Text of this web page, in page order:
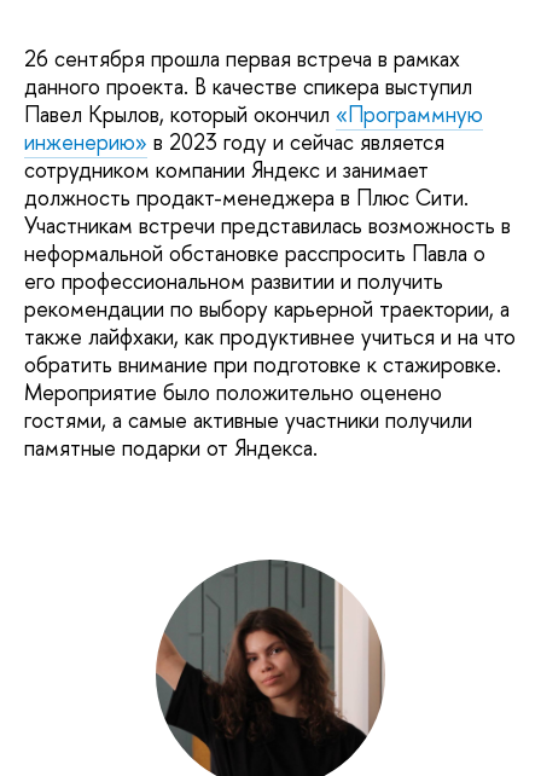
26 сентября прошла первая встреча в рамках
данного проекта. В качестве спикера выступил
Павел Крылов, который окончил «Программную
инженерию» в 2023 году и сейчас является
сотрудником компании Яндекс и занимает
должность продакт-менеджера в Плюс Сити.
Участникам встречи представилась возможность в
неформальной обстановке расспросить Павла о
его профессиональном развитии и получить
рекомендации по выбору карьерной траектории, а
также лайфхаки, как продуктивнее учиться и на что
обратить внимание при подготовке к стажировке.
Мероприятие было положительно оценено
гостями, а самые активные участники получили
памятные подарки от Яндекса.